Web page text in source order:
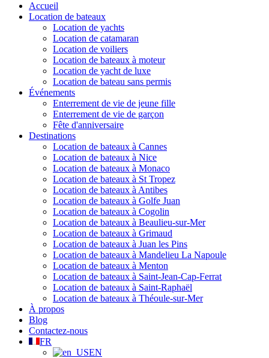
Accueil
Location de bateaux
Location de yachts
Location de catamaran
Location de voiliers
Location de bateaux à moteur
Location de yacht de luxe
Location de bateau sans permis
Événements
Enterrement de vie de jeune fille
Enterrement de vie de garçon
Fête d'anniversaire
Destinations
Location de bateaux à Cannes
Location de bateaux à Nice
Location de bateaux à Monaco
Location de bateaux à St Tropez
Location de bateaux à Antibes
Location de bateaux à Golfe Juan
Location de bateaux à Cogolin
Location de bateaux à Beaulieu-sur-Mer
Location de bateaux à Grimaud
Location de bateaux à Juan les Pins
Location de bateaux à Mandelieu La Napoule
Location de bateaux à Menton
Location de bateaux à Saint-Jean-Cap-Ferrat
Location de bateaux à Saint-Raphaël
Location de bateaux à Théoule-sur-Mer
À propos
Blog
Contactez-nous
FR
EN